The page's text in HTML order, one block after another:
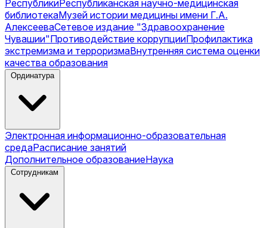
РеспубликиРеспубликанская научно-медицинская
библиотекаМузей истории медицины имени Г.А.
АлексееваСетевое издание "Здравоохранение
Чувашии"Противодействие коррупцииПрофилактика
экстремизма и терроризмаВнутренняя система оценки
качества образования
Ординатура
Электронная информационно-образовательная
средаРасписание занятий
Дополнительное образованиеНаука
Сотрудникам